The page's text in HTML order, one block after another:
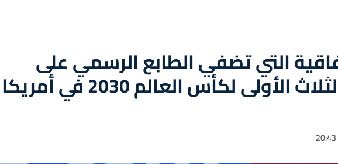
التي تضفي الطابع الرسمي على
إقامة المباريات الثلاث الأولى لكأس العالم 2030 في أمريكا